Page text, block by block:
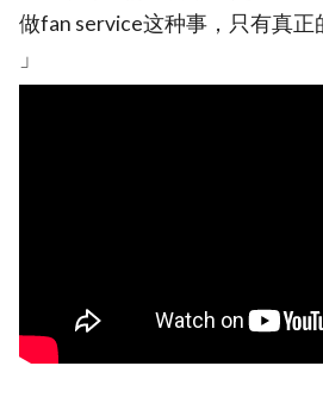
做fan service这种事，只有真正
」